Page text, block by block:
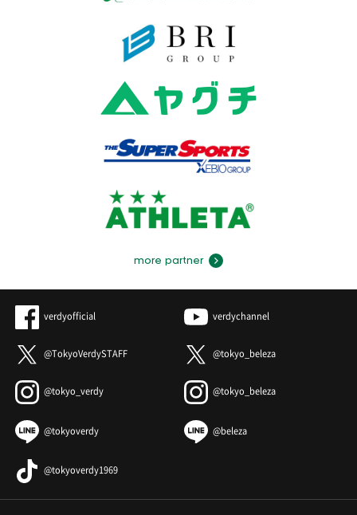
more partner
verdyofficial verdychannel
@TokyoVerdySTAFF @tokyo_beleza
@tokyo_verdy @tokyo_beleza
@tokyoverdy @beleza
@tokyoverdy1969